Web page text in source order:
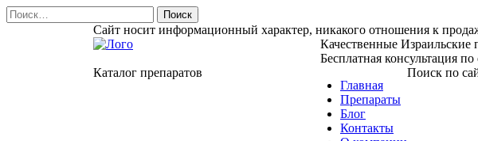
Найти:
Сайт носит информационный характер, никакого отношения к
Качественные Израильские
Бесплатная консультация
Каталог препаратов
Главная
Препараты
Блог
Контакты
Поиск по